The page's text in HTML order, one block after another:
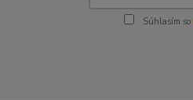
Súhlasím so